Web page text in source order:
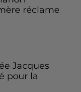
réclame
Jacques
pour la